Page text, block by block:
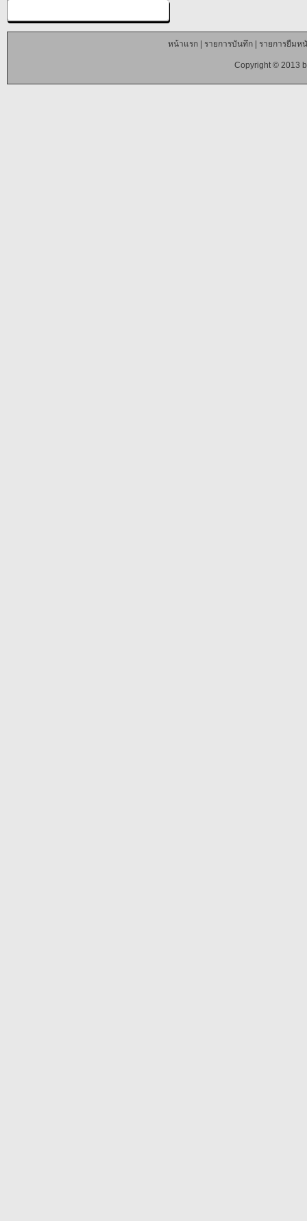
หน้าแรก| รายการบันทึก| รายการยืมห
Copyright © 2013